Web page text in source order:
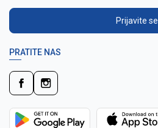
Prijavite se
PRATITE NAS